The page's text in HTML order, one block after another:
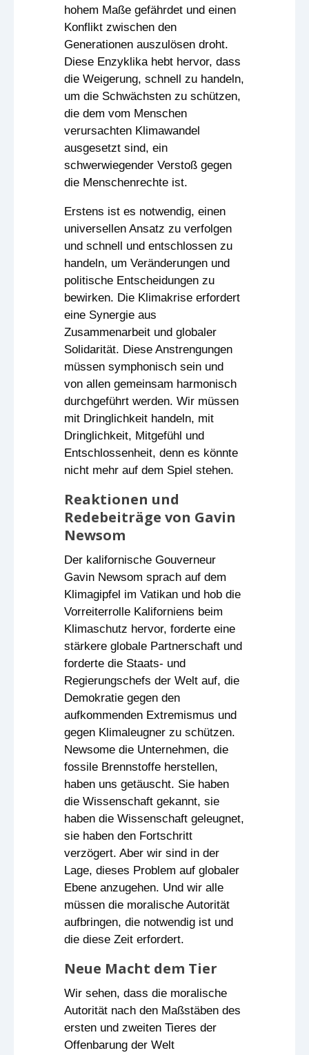
hohem Maße gefährdet und einen
Konflikt zwischen den
Generationen auszulösen droht.
Diese Enzyklika hebt hervor, dass
die Weigerung, schnell zu handeln,
um die Schwächsten zu schützen,
die dem vom Menschen
verursachten Klimawandel
ausgesetzt sind, ein
schwerwiegender Verstoß gegen
die Menschenrechte ist.
Erstens ist es notwendig, einen
universellen Ansatz zu verfolgen
und schnell und entschlossen zu
handeln, um Veränderungen und
politische Entscheidungen zu
bewirken. Die Klimakrise erfordert
eine Synergie aus
Zusammenarbeit und globaler
Solidarität. Diese Anstrengungen
müssen symphonisch sein und
von allen gemeinsam harmonisch
durchgeführt werden. Wir müssen
mit Dringlichkeit handeln, mit
Dringlichkeit, Mitgefühl und
Entschlossenheit, denn es könnte
nicht mehr auf dem Spiel stehen.
Reaktionen und
Redebeiträge von Gavin
Newsom
Der kalifornische Gouverneur
Gavin Newsom sprach auf dem
Klimagipfel im Vatikan und hob die
Vorreiterrolle Kaliforniens beim
Klimaschutz hervor, forderte eine
stärkere globale Partnerschaft und
forderte die Staats- und
Regierungschefs der Welt auf, die
Demokratie gegen den
aufkommenden Extremismus und
gegen Klimaleugner zu schützen.
Newsome die Unternehmen, die
fossile Brennstoffe herstellen,
haben uns getäuscht. Sie haben
die Wissenschaft gekannt, sie
haben die Wissenschaft geleugnet,
sie haben den Fortschritt
verzögert. Aber wir sind in der
Lage, dieses Problem auf globaler
Ebene anzugehen. Und wir alle
müssen die moralische Autorität
aufbringen, die notwendig ist und
die diese Zeit erfordert.
Neue Macht dem Tier
Wir sehen, dass die moralische
Autorität nach den Maßstäben des
ersten und zweiten Tieres der
Offenbarung der Welt